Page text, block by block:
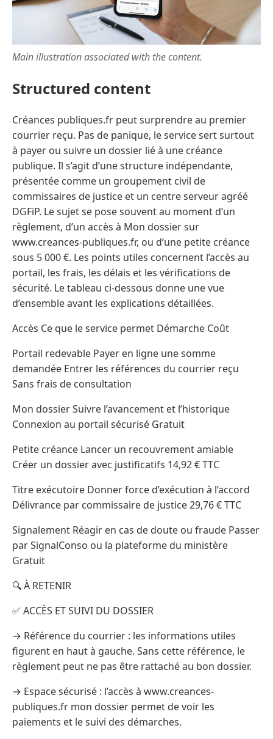
Main illustration associated with the content.
Structured content
Créances publiques.fr peut surprendre au premier
courrier reçu. Pas de panique, le service sert surtout
à payer ou suivre un dossier lié à une créance
publique. Il s’agit d’une structure indépendante,
présentée comme un groupement civil de
commissaires de justice et un centre serveur agréé
DGFiP. Le sujet se pose souvent au moment d’un
règlement, d’un accès à Mon dossier sur
www.creances-publiques.fr, ou d’une petite créance
sous 5 000 €. Les points utiles concernent l’accès au
portail, les frais, les délais et les vérifications de
sécurité. Le tableau ci-dessous donne une vue
d’ensemble avant les explications détaillées.
Accès Ce que le service permet Démarche Coût
Portail redevable Payer en ligne une somme
demandée Entrer les références du courrier reçu
Sans frais de consultation
Mon dossier Suivre l’avancement et l’historique
Connexion au portail sécurisé Gratuit
Petite créance Lancer un recouvrement amiable
Créer un dossier avec justificatifs 14,92 € TTC
Titre exécutoire Donner force d’exécution à l’accord
Délivrance par commissaire de justice 29,76 € TTC
Signalement Réagir en cas de doute ou fraude Passer
par SignalConso ou la plateforme du ministère
Gratuit
🔍 À RETENIR
✅ ACCÈS ET SUIVI DU DOSSIER
→ Référence du courrier : les informations utiles
figurent en haut à gauche. Sans cette référence, le
règlement peut ne pas être rattaché au bon dossier.
→ Espace sécurisé : l’accès à www.creances-
publiques.fr mon dossier permet de voir les
paiements et le suivi des démarches.